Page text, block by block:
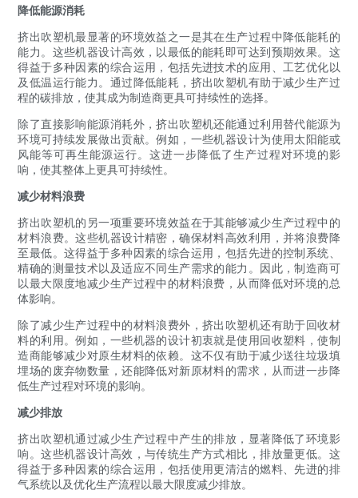
降低能源消耗
挤出吹塑机最显著的环境效益之一是其在生产过程中降低能耗的
能力。这些机器设计高效，以最低的能耗即可达到预期效果。这
得益于多种因素的综合运用，包括先进技术的应用、工艺优化以
及低温运行能力。通过降低能耗，挤出吹塑机有助于减少生产过
程的碳排放，使其成为制造商更具可持续性的选择。
除了直接影响能源消耗外，挤出吹塑机还能通过利用替代能源为
环境可持续发展做出贡献。例如，一些机器设计为使用太阳能或
风能等可再生能源运行。这进一步降低了生产过程对环境的影
响，使其整体上更具可持续性。
减少材料浪费
挤出吹塑机的另一项重要环境效益在于其能够减少生产过程中的
材料浪费。这些机器设计精密，确保材料高效利用，并将浪费降
至最低。这得益于多种因素的综合运用，包括先进的控制系统、
精确的测量技术以及适应不同生产需求的能力。因此，制造商可
以最大限度地减少生产过程中的材料浪费，从而降低对环境的总
体影响。
除了减少生产过程中的材料浪费外，挤出吹塑机还有助于回收材
料的利用。例如，一些机器的设计初衷就是使用回收塑料，使制
造商能够减少对原生材料的依赖。这不仅有助于减少送往垃圾填
埋场的废弃物数量，还能降低对新原材料的需求，从而进一步降
低生产过程对环境的影响。
减少排放
挤出吹塑机通过减少生产过程中产生的排放，显著降低了环境影
响。这些机器设计高效，与传统生产方式相比，排放量更低。这
得益于多种因素的综合运用，包括使用更清洁的燃料、先进的排
气系统以及优化生产流程以最大限度减少排放。